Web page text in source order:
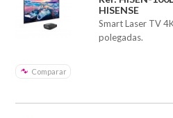
HISENSE
Smart Laser TV
polegadas.
Comparar